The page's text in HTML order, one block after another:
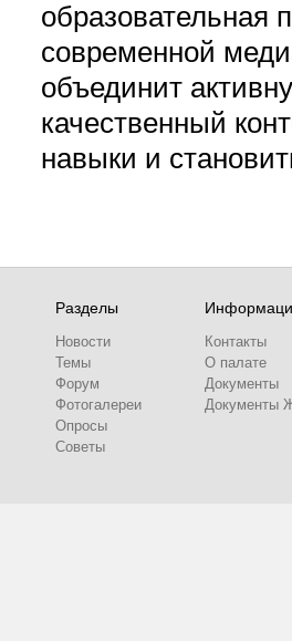
образовательная
современной
объединит
качественный
навыки и
Разделы
Новости
Темы
Форум
Фотогалереи
Опросы
Советы
Контакты
О палате
Документы
Документы